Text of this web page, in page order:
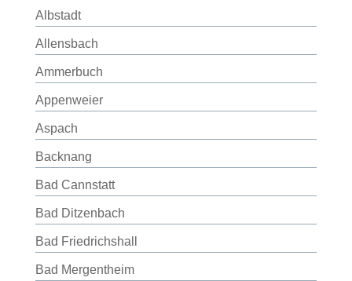
Albstadt
Allensbach
Ammerbuch
Appenweier
Aspach
Backnang
Bad Cannstatt
Bad Ditzenbach
Bad Friedrichshall
Bad Mergentheim